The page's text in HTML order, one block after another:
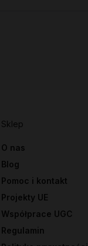
Sklep
O nas
Blog
Pomoc i kontakt
Projekty UE
Współprace UGC
Regulamin